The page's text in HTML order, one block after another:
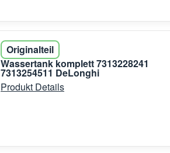
Originalteil
Wassertank komplett 7313228241
7313254511 DeLonghi
Produkt Details